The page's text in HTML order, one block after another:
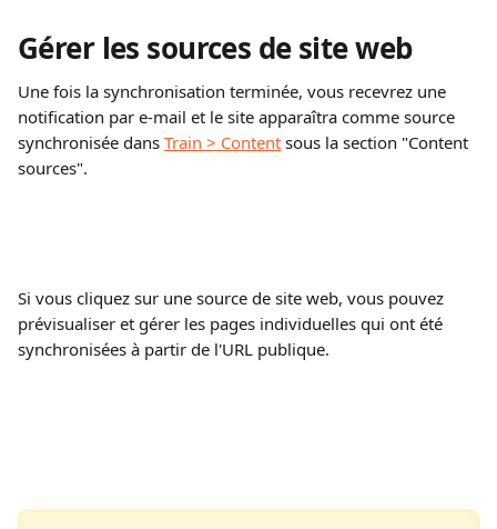
Gérer les sources de site web
Une fois la synchronisation terminée, vous recevrez une
notification par e-mail et le site apparaîtra comme source
synchronisée dans Train > Content sous la section "Content
sources".
Si vous cliquez sur une source de site web, vous pouvez
prévisualiser et gérer les pages individuelles qui ont été
synchronisées à partir de l'URL publique.